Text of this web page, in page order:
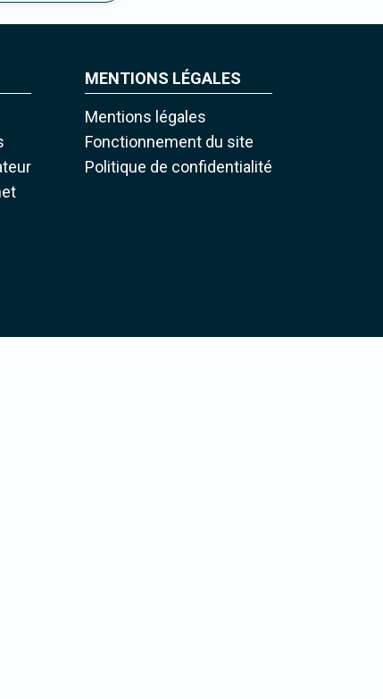
MENTIONS LÉGALES
Mentions légales
Fonctionnement du site
Politique de confidentialité